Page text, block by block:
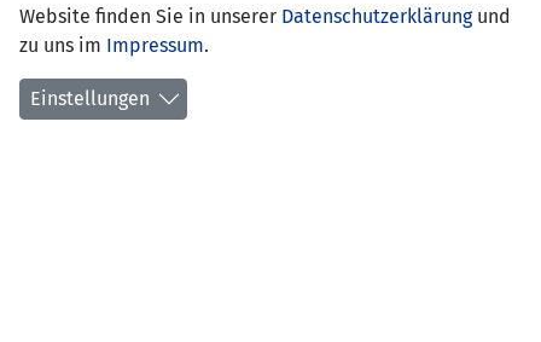
erstes
Länderspiel:
26.11.2021 Gibraltar - Liechtenstein
(1:0)
Anzahl Spiele:
Website finden Sie in unserer Datenschutzerklärungund
zu uns im Impressum.
Einstellungen